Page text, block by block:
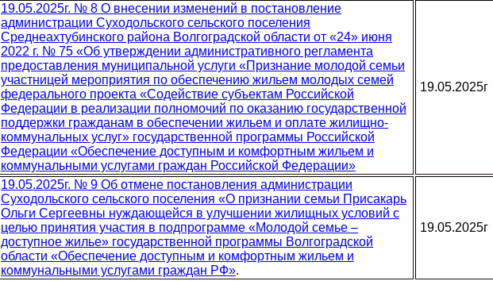
19.05.2025г. № 8 О внесении изменений в постановление
администрации Суходольского сельского поселения
Среднеахтубинского района Волгоградской области от «24» июня
2022 г. № 75 «Об утверждении административного регламента
предоставления муниципальной услуги «Признание молодой семьи
участницей мероприятия по обеспечению жильем молодых семей
федерального проекта «Содействие субъектам Российской
Федерации в реализации полномочий по оказанию государственной
поддержки гражданам в обеспечении жильем и оплате жилищно-
коммунальных услуг» государственной программы Российской
Федерации «Обеспечение доступным и комфортным жильем и
коммунальными услугами граждан Российской Федерации»
19.05.2025г
19.05.2025г. № 9 Об отмене постановления администрации
Суходольского сельского поселения «О признании семьи Присакарь
Ольги Сергеевны нуждающейся в улучшении жилищных условий с
целью принятия участия в подпрограмме «Молодой семье –
доступное жилье» государственной программы Волгоградской
области «Обеспечение доступным и комфортным жильем и
коммунальными услугами граждан РФ».
19.05.2025г